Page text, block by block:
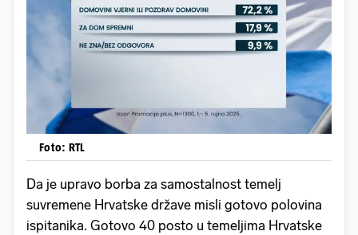
Foto: RTL
Da je upravo borba za samostalnost temelj
suvremene Hrvatske države misli gotovo polovina
ispitanika. Gotovo 40 posto u temeljima Hrvatske